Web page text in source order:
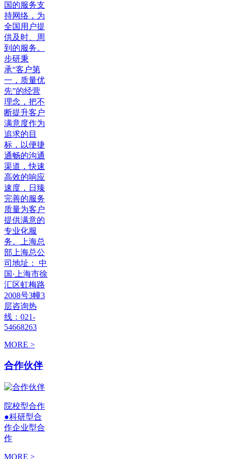
国的服务支
持网络，为
全国用户提
供及时、周
到的服务。
步研秉
承“客户第
一，质量优
先”的经营
理念，把不
断提升客户
满意度作为
追求的目
标，以便捷
通畅的沟通
渠道，快速
高效的响应
速度，日臻
完善的服务
质量为客户
提供满意的
专业化服
务。上海总
部上海总公
司地址： 中
国·上海市徐
汇区虹梅路
2008号3幢3
层咨询热
线：021-
54668263
MORE >
合作伙伴
院校型合作
●科研型合
作企业型合
作
MORE >